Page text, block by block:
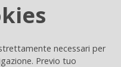
necessari per
Previo tuo